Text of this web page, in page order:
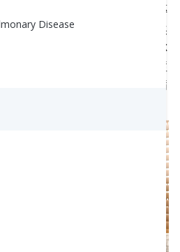
Disease
肚子流感」，是一種高度傳
腸道發炎（腸胃炎）。雖然
度一樣快，並且可能導致你
腹瀉、噁心和胃部痙攣等症
況下，了解如何預防諾如病
復是至關重要的。